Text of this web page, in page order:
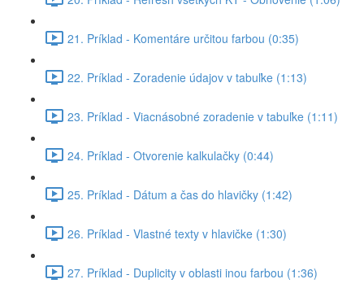
21. Príklad - Komentáre určitou farbou (0:35)
22. Príklad - Zoradenie údajov v tabuľke (1:13)
23. Príklad - Viacnásobné zoradenie v tabuľke (1:11)
24. Príklad - Otvorenie kalkulačky (0:44)
25. Príklad - Dátum a čas do hlavičky (1:42)
26. Príklad - Vlastné texty v hlavičke (1:30)
27. Príklad - Duplicity v oblasti inou farbou (1:36)